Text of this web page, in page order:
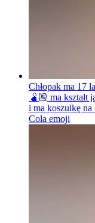
Chłopak ma 17
🫄🏼 ma kształt
i ma koszulkę na
Cola emoji